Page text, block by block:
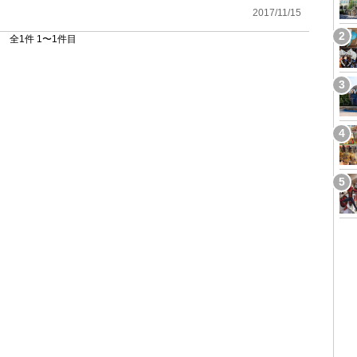
2017/11/15
全1件 1〜1件目